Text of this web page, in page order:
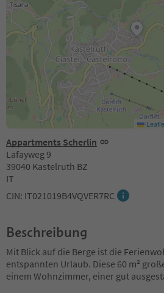
Appartments Scherlin
Lafayweg 9
39040 Kastelruth BZ
IT
CIN: IT021019B4VQVER7RC
Beschreibung
Mit Blick auf die Berge ist die
entspannten Urlaub. Diese 60 m²
einem Wohnzimmer, einer gut